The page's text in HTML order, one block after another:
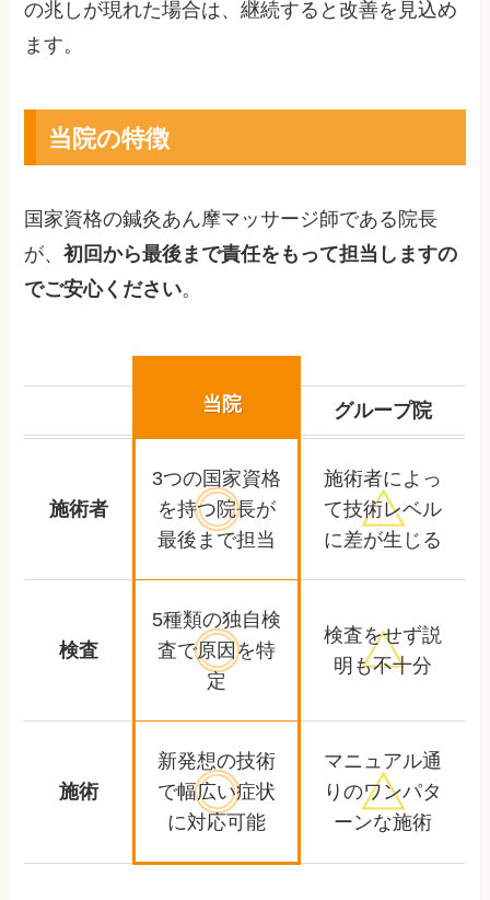
の兆しが現れた場合は、継続すると改善を見込め
ます。
当院の特徴
国家資格の鍼灸あん摩マッサージ師である院長
が、初回から最後まで責任をもって担当しますの
でご安心ください。
当院 グループ院
施術者
3つの国家資格
を持つ 院長が
最後まで担当
施術者によっ
て技術レベル
に差が生じる
検査
5種類の独自検
査で原因を特
定
検査をせず説
明も不十分
施術
新発想の技術
で幅広い症状
に対応可能
マニュアル通
りのワンパタ
ーンな施術